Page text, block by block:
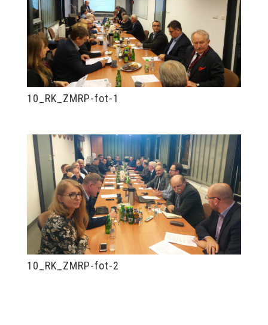
10_RK_ZMRP-fot-1
10_RK_ZMRP-fot-2